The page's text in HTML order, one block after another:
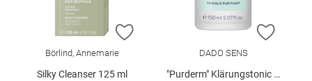
ZUR WUNSCHLISTE HINZUFÜGEN
Börlind, Annemarie
Silky Cleanser 125 ml
ZUR
DADO SENS
"Purderm" Klärungstonic 150 ml